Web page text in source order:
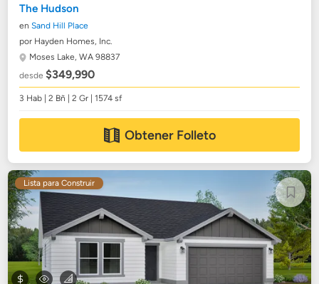
The Hudson
enSand Hill Place
por Hayden Homes, Inc.
Moses Lake, WA 98837
desde$349,990
3 Hab | 2 Bñ | 2 Gr | 1574 sf
Obtener Folleto
Lista para Construir